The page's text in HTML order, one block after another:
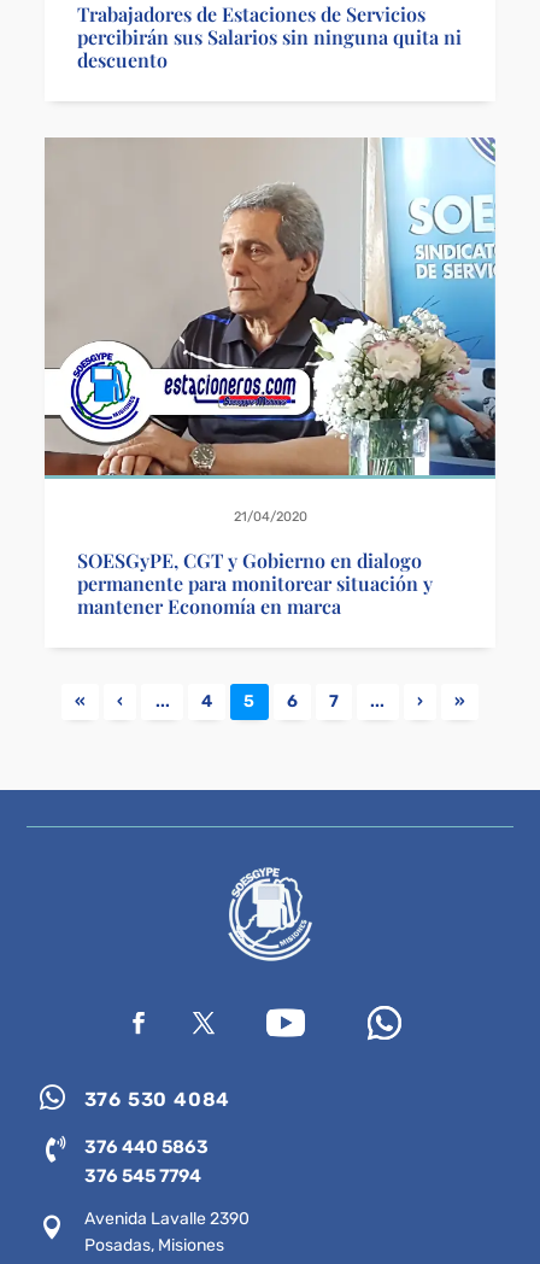
Trabajadores de Estaciones de Servicios
percibirán sus Salarios sin ninguna quita ni
descuento
21/04/2020
SOESGyPE, CGT y Gobierno en dialogo
permanente para monitorear situación y
mantener Economía en marca
« ‹ ... 4 5 6 7 ... › »
 376 530 4084

376 440 5863
376 545 7794

Avenida Lavalle 2390
Posadas, Misiones